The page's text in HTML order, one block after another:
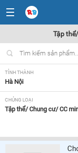
Tập
TỈNH THÀNH
Hà Nội
CHỦNG LOẠI
Tập thể/ Chung cư/ CC
Tất cả